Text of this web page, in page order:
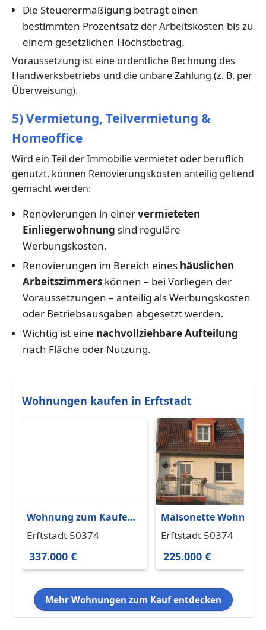
Die Steuerermäßigung beträgt einen
bestimmten Prozentsatz der Arbeitskosten bis zu
einem gesetzlichen Höchstbetrag.
Voraussetzung ist eine ordentliche Rechnung des
Handwerksbetriebs und die unbare Zahlung (z. B. per
Überweisung).
5) Vermietung, Teilvermietung &
Homeoffice
Wird ein Teil der Immobilie vermietet oder beruflich
genutzt, können Renovierungskosten anteilig geltend
gemacht werden:
Renovierungen in einervermieteten
Einliegerwohnung sind reguläre
Werbungskosten.
Renovierungen im Bereich eines häuslichen
Arbeitszimmerskönnen – bei Vorliegen der
Voraussetzungen – anteilig als Werbungskosten
oder Betriebsausgaben abgesetzt werden.
Wichtig ist eine nachvollziehbare Aufteilung
nach Fläche oder Nutzung.
Wohnungen kaufen in Erftstadt
Wohnung zum Kaufen
in Erftstadt 337.000 €
Erftstadt 50374
337.000 €
Maisonette Wohnung
PROVISIONSFREI zu
Erftstadt 50374
225.000 €
Mehr Wohnungen zum Kauf entdecken